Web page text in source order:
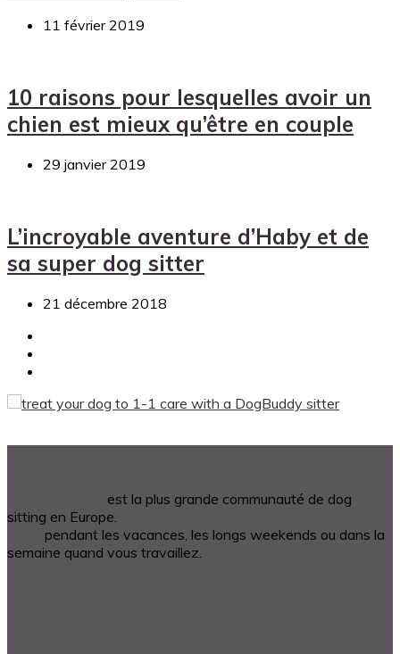
11 février 2019
10 raisons pour lesquelles avoir un
chien est mieux qu’être en couple
29 janvier 2019
L’incroyable aventure d’Haby et de
sa super dog sitter
21 décembre 2018
est la plus grande communauté de dog
sitting en Europe.
pendant les vacances, les longs weekends ou dans la
semaine quand vous travaillez.